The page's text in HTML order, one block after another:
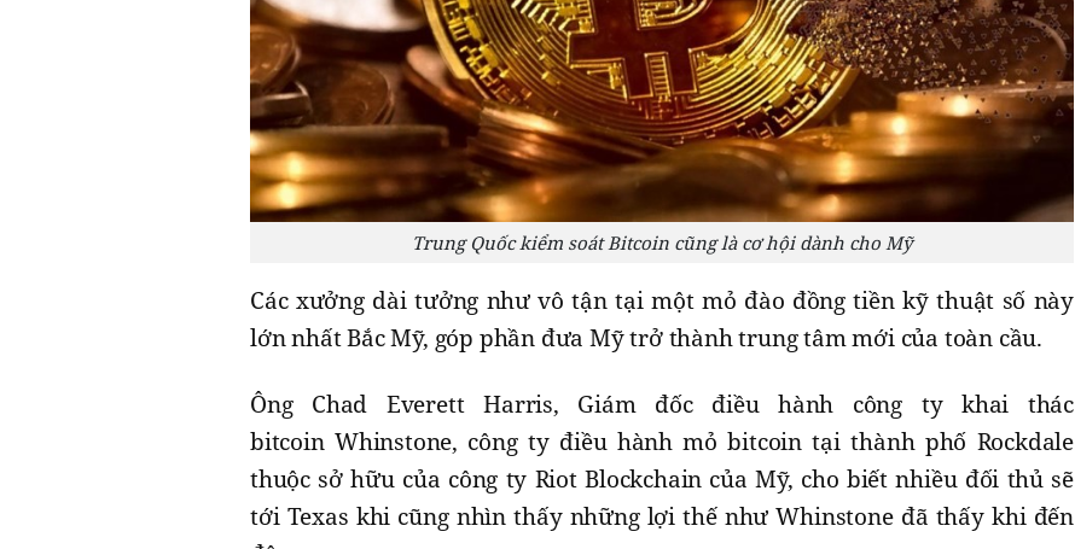
Trung Quốc kiểm soát Bitcoin cũng là cơ hội dành cho Mỹ
Các xưởng dài tưởng như vô tận tại một mỏ đào đồng tiền kỹ thuật số này
lớn nhất Bắc Mỹ, góp phần đưa Mỹ trở thành trung tâm mới của toàn cầu.
Ông Chad Everett Harris, Giám đốc điều hành công ty khai thác
bitcoin Whinstone, công ty điều hành mỏ bitcoin tại thành phố Rockdale
thuộc sở hữu của công ty Riot Blockchain của Mỹ, cho biết nhiều đối thủ sẽ
tới Texas khi cũng nhìn thấy những lợi thế như Whinstone đã thấy khi đến